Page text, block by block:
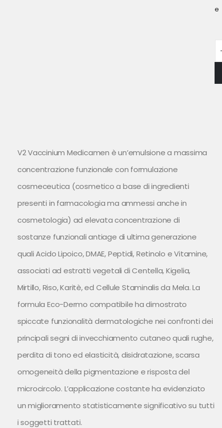
e
V2 Vaccinium Medicamen è un’emulsione a massima
concentrazione funzionale con formulazione
cosmeceutica (cosmetico a base di ingredienti
presenti in farmacologia ma ammessi anche in
cosmetologia) ad elevata concentrazione di
sostanze funzionali antiage di ultima generazione
quali Acido Lipoico, DMAE, Peptidi, Retinolo e Vitamine,
associati ad estratti vegetali di Centella, Kigelia,
Mirtillo, Riso, Karitè, ed Cellule Staminalis da Mela. La
formula Eco-Dermo compatibile ha dimostrato
spiccate funzionalità dermatologiche nei confronti dei
principali segni di invecchiamento cutaneo quali rughe,
perdita di tono ed elasticità, disidratazione, scarsa
omogeneità della pigmentazione e risposta del
microcircolo. L’applicazione costante ha evidenziato
un miglioramento statisticamente significativo su tutti
i soggetti trattati.